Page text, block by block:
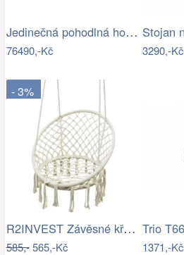
Jedinečná pohodlná houpačka - TS
76490,-Kč 3290,-Kč
- 3%
R2INVEST Závěsné křeslo s třásněmi…
585,-565,-Kč 1371,-Kč